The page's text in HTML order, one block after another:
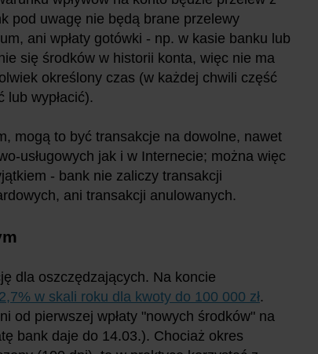
pod uwagę nie będą brane przelewy
ani wpłaty gotówki - np. w kasie banku lub
się środków w historii konta, więc nie ma
określony czas (w każdej chwili część
lub wypłacić).
mogą to być transakcje na dowolne, nawet
usługowych jak i w Internecie; można więc
- bank nie zaliczy transakcji
ani transakcji anulowanych.
dla oszczędzających. Na koncie
2,7% w skali roku dla kwoty do 100 000 zł.
od pierwszej wpłaty "nowych środków" na
bank daje do 14.03.). Chociaż okres